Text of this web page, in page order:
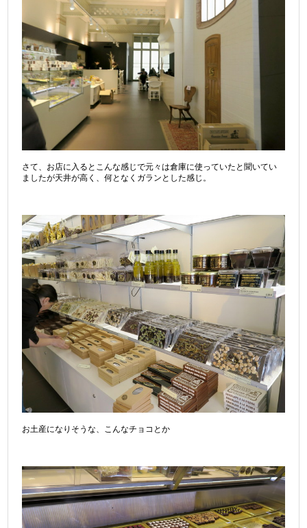
さて、お店に入るとこんな感じで元々は倉庫に使っていたと聞いてい
ましたが天井が高く、何となくガランとした感じ。
お土産になりそうな、こんなチョコとか